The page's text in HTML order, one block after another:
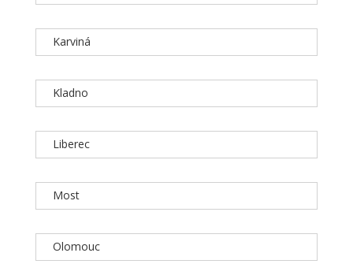
Karviná
Kladno
Liberec
Most
Olomouc